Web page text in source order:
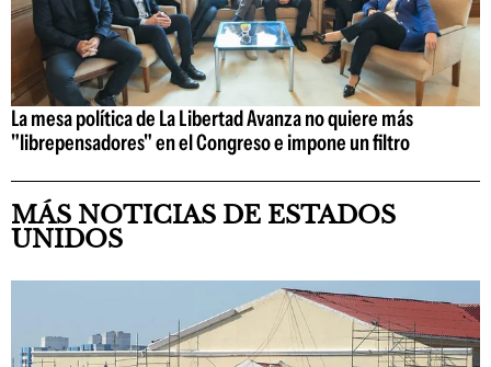
La mesa política de La Libertad Avanza no quiere más
"librepensadores" en el Congreso e impone un filtro
MÁS NOTICIAS DE ESTADOS
UNIDOS